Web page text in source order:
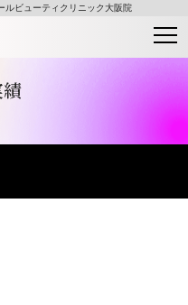
ルビューティクリニック大阪院